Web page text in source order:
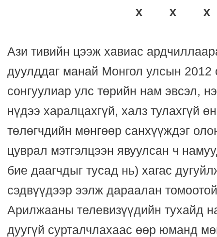
x x x
Ази тивийн цээж хавиас
дуулддаг манай Монгол улсын
сонгуулиар улс төрийн нам эвсэл,
нүдээ харалцахгүй, халз тулахгүй
төлөгчдийн мөнгөөр санхүүждэг
цуврал мэтгэлцээн явуулсан ч
бие даагчдыг тусад нь) хагас
сэдвүүдээр ээлж дараалан
Арилжааны телевизүүдийн тухайд
дуугүй сурталчлахаас өөр юманд